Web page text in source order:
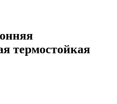
термостойкая